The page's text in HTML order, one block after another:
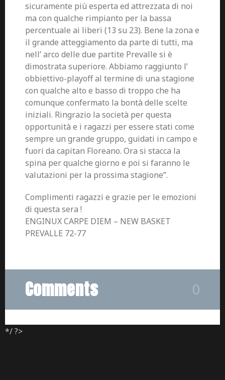
sicuramente più esperta ed attrezzata di noi
ma con qualche rimpianto per la bassa
percentuale ai liberi (13 su 23). Bene la zona e
il grande atteggiamento da parte di tutti, ma
nell’ arco delle due partite Prevalle si è
dimostrata superiore. Abbiamo raggiunto l’
obbiettivo-playoff al termine di una stagione
con qualche alto e basso di troppo che ha
comunque confermato la bontà delle scelte
iniziali. Ringrazio la società per questa
opportunità e i ragazzi per essere stati come
sempre un grande gruppo, guidati in campo e
fuori da capitan Floreano. Ora si stacca la
spina per qualche giorno e poi si faranno le
valutazioni per la prossima stagione”.
Complimenti ragazzi e grazie per le emozioni
di questa sera !
ENGINUX CARPE DIEM – NEW BASKET
PREVALLE 72-77
Comments 0
*/ ?>